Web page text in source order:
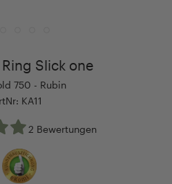
Slick one
750 - Rubin
KA11
2 Bewertungen